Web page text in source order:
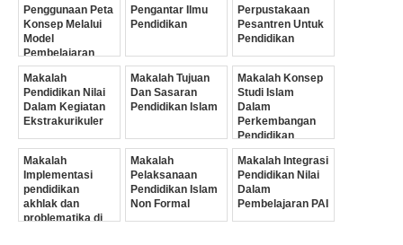
Program
Penggunaan Peta
Konsep Melalui
Model
Pembelajaran
Pengantar Ilmu
Pendidikan
Perpustakaan
Pesantren Untuk
Pendidikan
Makalah
Pendidikan Nilai
Dalam Kegiatan
Ekstrakurikuler
Makalah Tujuan
Dan Sasaran
Pendidikan Islam
Makalah Konsep
Studi Islam
Dalam
Perkembangan
Pendidikan
Makalah
Implementasi
pendidikan
akhlak dan
problematika di
Makalah
Pelaksanaan
Pendidikan Islam
Non Formal
Makalah Integrasi
Pendidikan Nilai
Dalam
Pembelajaran PAI